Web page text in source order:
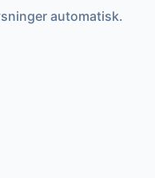
automatisk.